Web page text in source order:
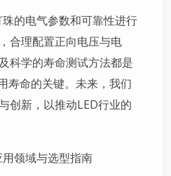
的电气参数和可靠性进行
合理配置正向电压与电
科学的寿命测试方法都是
寿命的关键。未来，我们
创新，以推动LED行业的
领域与选型指南